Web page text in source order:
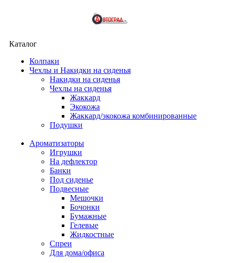
Каталог
Колпаки
Чехлы и Накидки на сиденья
Накидки на сиденья
Чехлы на сиденья
Жаккард
Экокожа
Жаккард/экокожа комбинированные
Подушки
Ароматизаторы
Игрушки
На дефлектор
Банки
Под сиденье
Подвесные
Мешочки
Бочонки
Бумажные
Гелевые
Жидкостные
Спреи
Для дома/офиса